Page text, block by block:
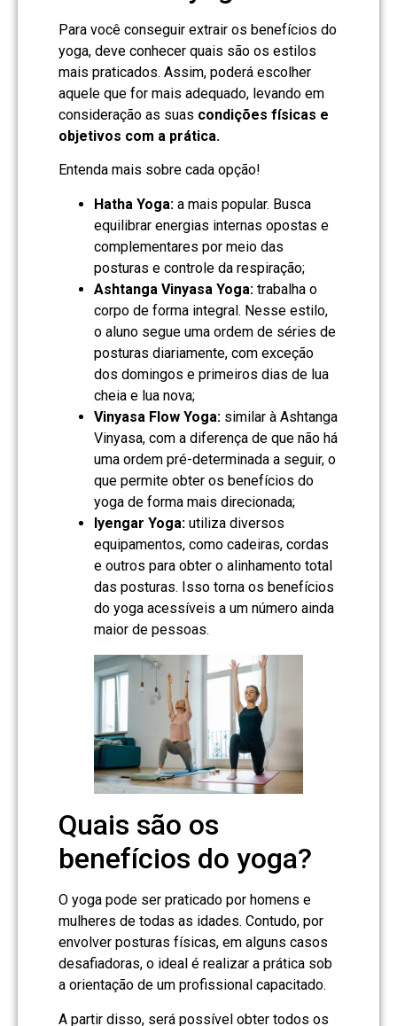
Para você conseguir extrair os benefícios do
yoga, deve conhecer quais são os estilos
mais praticados. Assim, poderá escolher
aquele que for mais adequado, levando em
consideração as suas condições físicas e
objetivos com a prática.
Entenda mais sobre cada opção!
Hatha Yoga: a mais popular. Busca
equilibrar energias internas opostas e
complementares por meio das
posturas e controle da respiração;
Ashtanga Vinyasa Yoga: trabalha o
corpo de forma integral. Nesse estilo,
o aluno segue uma ordem de séries de
posturas diariamente, com exceção
dos domingos e primeiros dias de lua
cheia e lua nova;
Vinyasa Flow Yoga: similar à Ashtanga
Vinyasa, com a diferença de que não há
uma ordem pré-determinada a seguir, o
que permite obter os benefícios do
yoga de forma mais direcionada;
Iyengar Yoga: utiliza diversos
equipamentos, como cadeiras, cordas
e outros para obter o alinhamento total
das posturas. Isso torna os benefícios
do yoga acessíveis a um número ainda
maior de pessoas.
Quais são os
benefícios do yoga?
O yoga pode ser praticado por homens e
mulheres de todas as idades. Contudo, por
envolver posturas físicas, em alguns casos
desafiadoras, o ideal é realizar a prática sob
a orientação de um profissional capacitado.
A partir disso, será possível obter todos os